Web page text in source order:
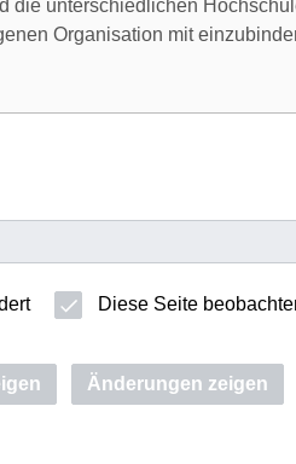
Diese Seite
Änderungen zeigen